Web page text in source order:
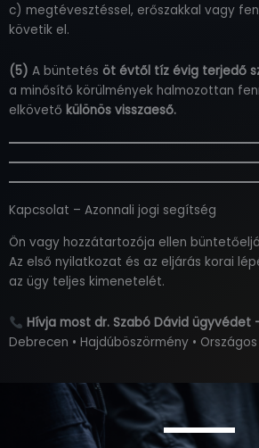
c) megtévesztéssel, erőszakkal vagy
követik el.
(5) A büntetés öt évtől tíz évig terjedő
a minősítő körülmények halmozottan
elkövető különös visszaeső.
Kapcsolat – Azonnali jogi segítség
Ön vagy hozzátartozója ellen
Az első nyilatkozat és az eljárás korai
az ügy teljes kimenetelét.
Hívja most dr. Szabó Dávid ügyvédet
Debrecen • Hajdúböszörmény •